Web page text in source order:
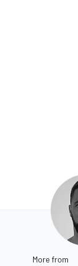
More from